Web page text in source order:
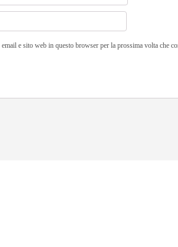
e sito web in questo browser per la prossima volta che